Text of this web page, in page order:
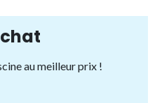
au meilleur prix !